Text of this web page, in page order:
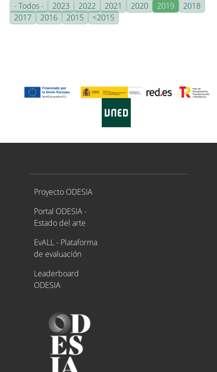
- Todos -
2023 2022 2021 2020 2019
2018
2017
2016 2015 <2015
Proyecto ODESIA
Proyecto ODESIA
Portal ODESIA -
Estado del arte
EvALL - Plataforma
de evaluación
Leaderboard
ODESIA